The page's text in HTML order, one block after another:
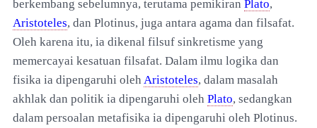
berkembang sebelumnya, terutama pemikiran Plato,
Aristoteles, dan Plotinus, juga antara agama dan filsafat.
Oleh karena itu, ia dikenal filsuf sinkretisme yang
memercayai kesatuan filsafat. Dalam ilmu logika dan
fisika ia dipengaruhi oleh Aristoteles, dalam masalah
akhlak dan politik ia dipengaruhi oleh Plato, sedangkan
dalam persoalan metafisika ia dipengaruhi oleh Plotinus.